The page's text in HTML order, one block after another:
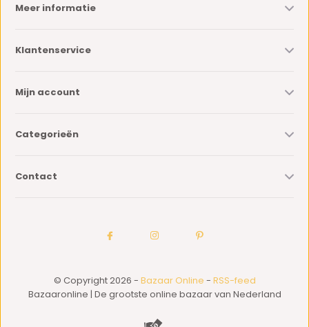
Meer informatie
Klantenservice
Mijn account
Categorieën
Contact
© Copyright 2026 - Bazaar Online - RSS-feed
Bazaaronline | De grootste online bazaar van Nederland